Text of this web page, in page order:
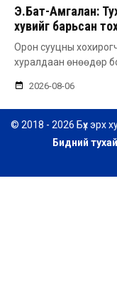
Э.Бат-Амгалан:
хувийг барьсан
авдаг болгоно
Орон сууцны
хуралдаан өнөөдөр
2026-08-06
© 2018 - 2026 Бүх эрх
Бидний тухай